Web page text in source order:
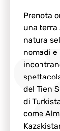
Prenota
una terra
natura
nomadi e
del Tien
di
come